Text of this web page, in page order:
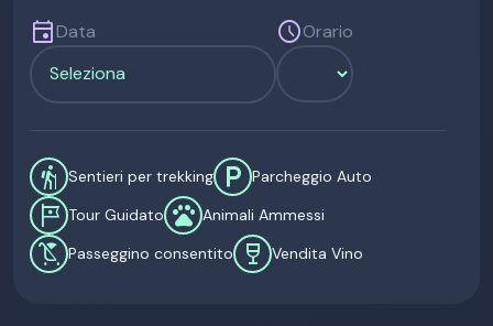
eventData scheduleOrario
hiking Sentieri per trekking local_parking Parcheggio Auto
tour Tour Guidato pets Animali Ammessi
child_friendly Passeggino consentito wine_bar Vendita Vino